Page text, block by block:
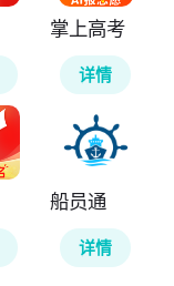
掌上高考
详情
船员通
详情